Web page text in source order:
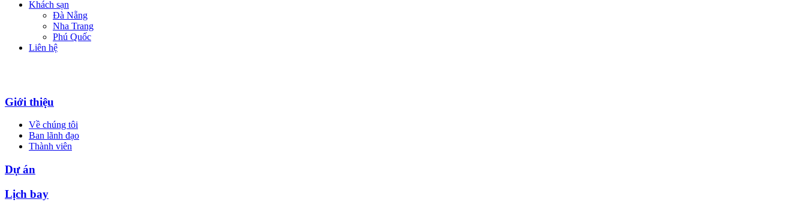
Khách sạn
Đà Nẵng
Nha Trang
Phú Quốc
Liên hệ
Giới thiệu
Về chúng tôi
Ban lãnh đạo
Thành viên
Dự án
Lịch bay